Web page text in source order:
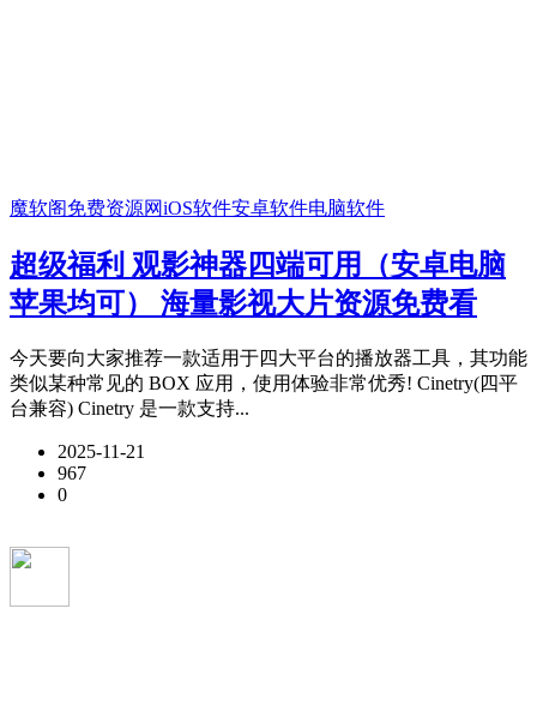
魔软阁免费资源网iOS软件安卓软件电脑软件
超级福利 观影神器四端可用（安卓电脑
苹果均可） 海量影视大片资源免费看
今天要向大家推荐一款适用于四大平台的播放器工具，其功能
类似某种常见的 BOX 应用，使用体验非常优秀! Cinetry(四平
台兼容) Cinetry 是一款支持...
2025-11-21
967
0